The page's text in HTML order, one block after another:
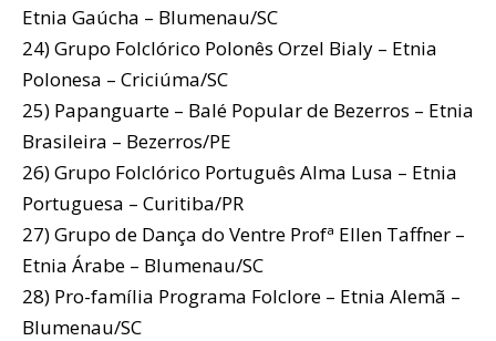
Etnia Gaúcha – Blumenau/SC
24) Grupo Folclórico Polonês Orzel Bialy – Etnia
Polonesa – Criciúma/SC
25) Papanguarte – Balé Popular de Bezerros – Etnia
Brasileira – Bezerros/PE
26) Grupo Folclórico Português Alma Lusa – Etnia
Portuguesa – Curitiba/PR
27) Grupo de Dança do Ventre Profª Ellen Taffner –
Etnia Árabe – Blumenau/SC
28) Pro-família Programa Folclore – Etnia Alemã –
Blumenau/SC